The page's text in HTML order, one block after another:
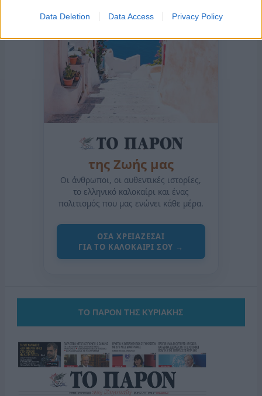
Data Deletion Data Access Privacy Policy
της Ζωής μας
Οι άνθρωποι, οι αυθεντικές ιστορίες,
το ελληνικό καλοκαίρι και ένας
πολιτισμός που μας ενώνει κάθε μέρα.
ΟΣΑ ΧΡΕΙΑΖΕΣΑΙ
ΓΙΑ ΤΟ ΚΑΛΟΚΑΙΡΙ ΣΟΥ →
ΤΟ ΠΑΡΟΝ ΤΗΣ ΚΥΡΙΑΚΗΣ